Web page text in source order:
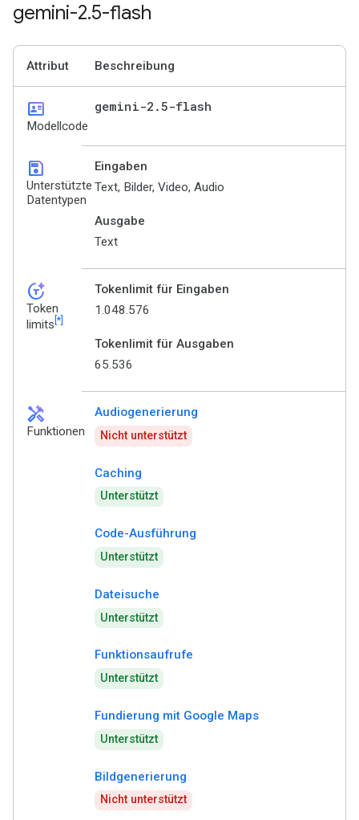
gemini-2.5-flash
Attribut Beschreibung
id_card
Modellcode
gemini-2 .5-flash
save
Unterstützte
Datentypen
Eingaben
Text, Bilder, Video, Audio
Ausgabe
Text
token_auto
Token
limits [*]
Tokenlimit für Eingaben
1.048.576
Tokenlimit für Ausgaben
65.536
handyman
Funktionen
Audiogenerierung
Nicht unterstützt
Caching
Unterstützt
Code-Ausführung
Unterstützt
Dateisuche
Unterstützt
Funktionsaufrufe
Unterstützt
Fundierung mit Google Maps
Unterstützt
Bildgenerierung
Nicht unterstützt